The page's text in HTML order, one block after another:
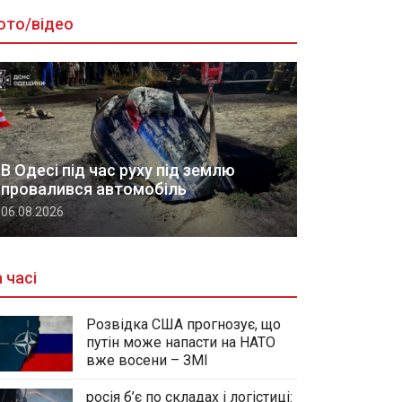
відео
В Одесі під час руху під землю
провалився автомобіль
06.08.2026
часі
Розвідка США прогнозує, що
путін може напасти на НАТО
вже восени – ЗМІ
росія б’є по складах і логістиці: